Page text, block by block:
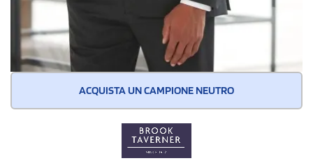
ACQUISTA UN CAMPIONE NEUTRO